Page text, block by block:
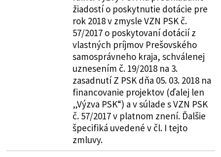
žiadostí o poskytnutie dotácie pre
rok 2018 v zmysle VZN PSK č.
57/2017 o poskytovaní dotácií z
vlastných príjmov Prešovského
samosprávneho kraja, schválenej
uznesením č. 19/2018 na 3.
zasadnutí Z PSK dňa 05. 03. 2018 na
financovanie projektov (ďalej len
„Výzva PSK“) a v súlade s VZN PSK
č. 57/2017 v platnom znení. Ďalšie
špecifiká uvedené v čl. I tejto
zmluvy.